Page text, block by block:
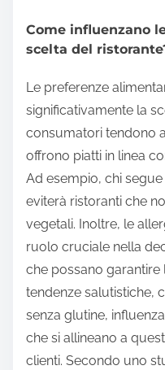
Come influenzano
scelta del
Le preferenze
significativamente la
consumatori tendono
offrono piatti in linea
Ad esempio, chi
eviterà ristoranti che
vegetali. Inoltre, le
ruolo cruciale nella
che possano garantire
tendenze salutistiche,
senza glutine,
che si allineano a
clienti. Secondo uno